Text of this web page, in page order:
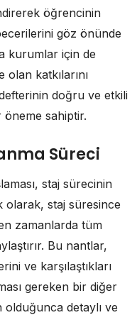
öğrencinin
göz önünde
kurumlar için de
katkılarını
doğru ve etkili
öneme sahiptir.
Süreci
staj sürecinin
olarak, staj süresince
zamanlarda tüm
Bu nantlar,
ve karşılaştıkları
gereken bir diğer
detaylı ve